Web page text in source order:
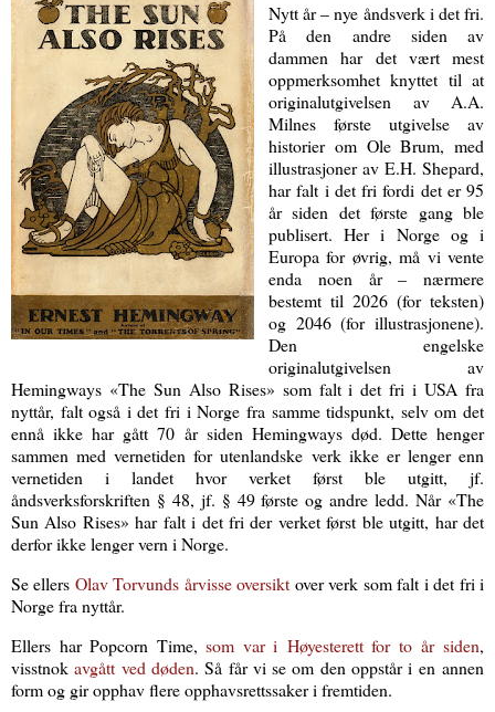
Nytt år ­– nye åndsverk i det fri.
På den andre siden av
dammen har det vært mest
oppmerksomhet knyttet til at
originalutgivelsen av A.A.
Milnes første utgivelse av
historier om Ole Brum, med
illustrasjoner av E.H. Shepard,
har falt i det fri fordi det er 95
år siden det første gang ble
publisert. Her i Norge og i
Europa for øvrig, må vi vente
enda noen år – nærmere
bestemt til 2026 (for teksten)
og 2046 (for illustrasjonene).
Den engelske
originalutgivelsen av
Hemingways «The Sun Also Rises» som falt i det fri i USA fra
nyttår, falt også i det fri i Norge fra samme tidspunkt, selv om det
ennå ikke har gått 70 år siden Hemingways død. Dette henger
sammen med vernetiden for utenlandske verk ikke er lenger enn
vernetiden i landet hvor verket først ble utgitt, jf.
åndsverksforskriften § 48, jf. § 49 første og andre ledd. Når «The
Sun Also Rises» har falt i det fri der verket først ble utgitt, har det
derfor ikke lenger vern i Norge.
Se ellers Olav Torvunds årvisse oversikt over verk som falt i det fri i
Norge fra nyttår.
Ellers har Popcorn Time,som var i Høyesterett for to år siden,
visstnokavgått ved døden. Så får vi se om den oppstår i en annen
form og gir opphav flere opphavsrettssaker i fremtiden.